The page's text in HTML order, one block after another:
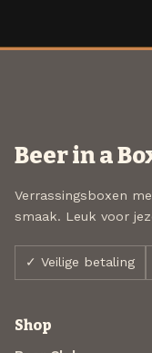
Beer in a
Verrassingsboxen
smaak. Leuk voor
✓ Veilige betaling
Shop